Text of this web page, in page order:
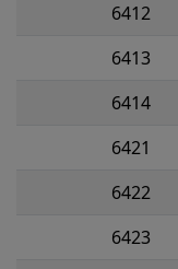
6412
6413
6414
6421
6422
6423